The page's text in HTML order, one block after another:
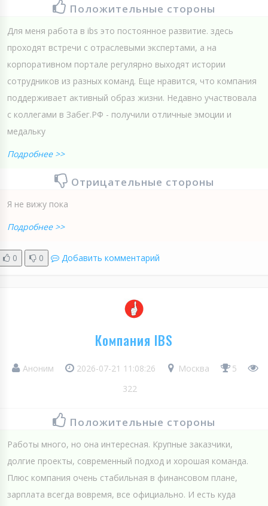
Положительные стороны
Для меня работа в ibs это постоянное развитие. здесь
проходят встречи с отраслевыми экспертами, а на
корпоративном портале регулярно выходят истории
сотрудников из разных команд. Еще нравится, что компания
поддерживает активный образ жизни. Недавно участвовала
с коллегами в Забег.РФ - получили отличные эмоции и
медальку
Подробнее >>
Отрицательные стороны
Я не вижу пока
Подробнее >>
0 0 Добавить комментарий
Компания IBS
Аноним 2026-07-21 11:08:26 Москва
5
322
Положительные стороны
Работы много, но она интересная. Крупные заказчики,
долгие проекты, современный подход и хорошая команда.
Плюс компания очень стабильная в финансовом плане,
зарплата всегда вовремя, все официально. И есть куда